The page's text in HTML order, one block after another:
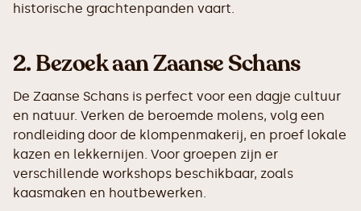
historische grachtenpanden vaart.
2.Bezoek aan Zaanse Schans
De Zaanse Schans is perfect voor een dagje cultuur
en natuur. Verken de beroemde molens, volg een
rondleiding door de klompenmakerij, en proef lokale
kazen en lekkernijen. Voor groepen zijn er
verschillende workshops beschikbaar, zoals
kaasmaken en houtbewerken.